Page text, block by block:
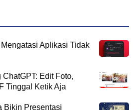
Aplikasi Tidak
Edit Foto,
Tinggal Ketik Aja
Bikin Presentasi